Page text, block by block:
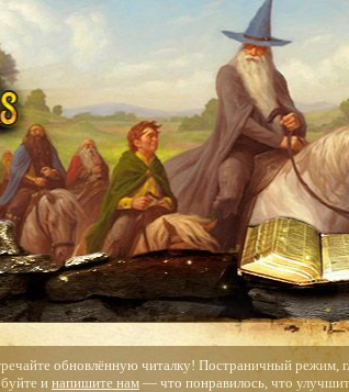
обновлённую читалку! Постраничный режим,
и напишите нам — что понравилось, что